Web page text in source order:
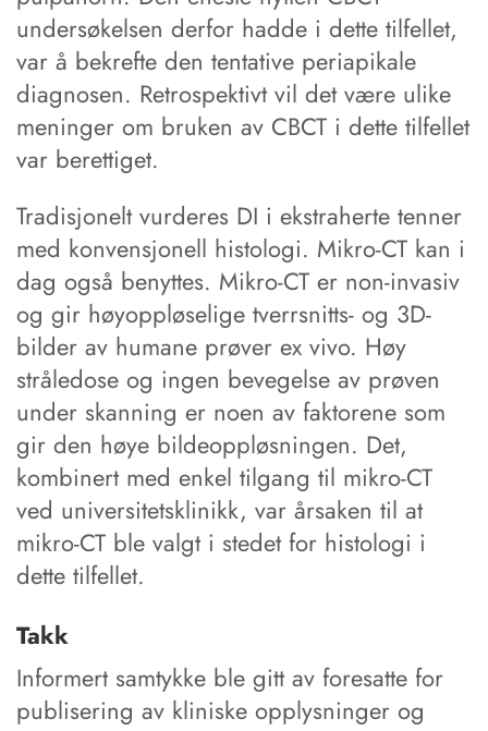
undersøkelsen derfor hadde i dette tilfellet,
var å bekrefte den tentative periapikale
diagnosen. Retrospektivt vil det være ulike
meninger om bruken av CBCT i dette tilfellet
var berettiget.
Tradisjonelt vurderes DI i ekstraherte tenner
med konvensjonell histologi. Mikro-CT kan i
dag også benyttes. Mikro-CT er non-invasiv
og gir høyoppløselige tverrsnitts- og 3D-
bilder av humane prøver ex vivo. Høy
stråledose og ingen bevegelse av prøven
under skanning er noen av faktorene som
gir den høye bildeoppløsningen. Det,
kombinert med enkel tilgang til mikro-CT
ved universitetsklinikk, var årsaken til at
mikro-CT ble valgt i stedet for histologi i
dette tilfellet.
Takk
Informert samtykke ble gitt av foresatte for
publisering av kliniske opplysninger og